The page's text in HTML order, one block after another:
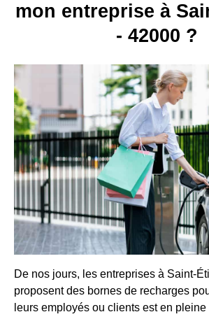
mon entreprise à
- 42000 ?
De nos jours, les entreprises à Saint-
proposent des bornes de recharges
leurs employés ou clients est en